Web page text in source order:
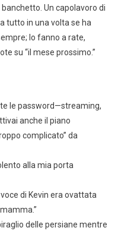
Un capolavoro di
tutto in una volta se ha
lo fanno a rate,
su “il mese prossimo.”
le password—streaming,
anche il piano
complicato” da
alla mia porta
di Kevin era ovattata
delle persiane mentre